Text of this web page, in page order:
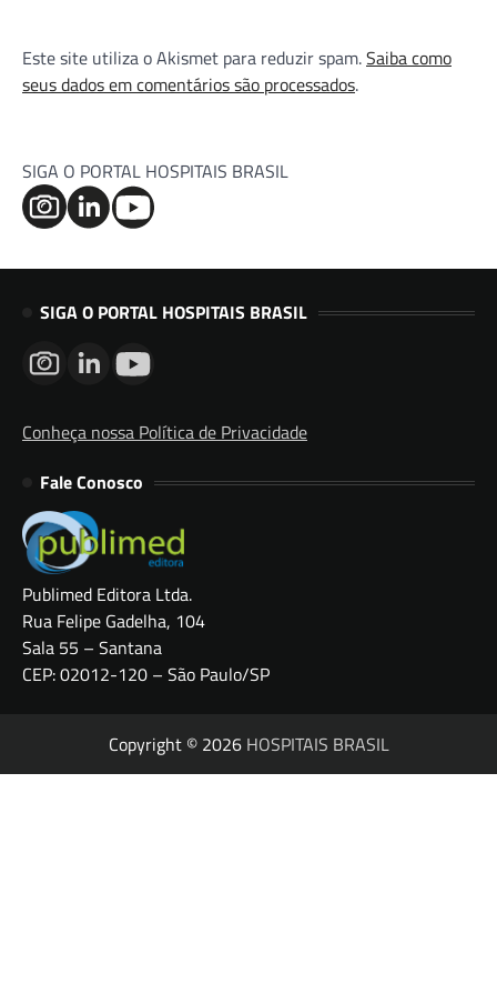
Este site utiliza o Akismet para reduzir spam.Saiba como
seus dados em comentários são processados.
SIGA O PORTAL HOSPITAIS BRASIL
SIGA O PORTAL HOSPITAIS BRASIL
Conheça nossa Política de Privacidade
Fale Conosco
Publimed Editora Ltda.
Rua Felipe Gadelha, 104
Sala 55 – Santana
CEP: 02012-120 – São Paulo/SP
Copyright © 2026 HOSPITAIS BRASIL